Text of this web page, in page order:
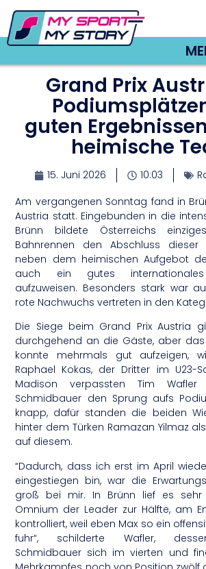
Grand Prix
guten
heimische
15. Juni 2026 10:03
Am vergangenen Sonntag fand in
Austria statt. Eingebunden in die
Brünn bildete Österreichs
Bahnrennen den Abschluss
neben dem heimischen Aufgebot
auch ein gutes internationales
aufzuweisen. Besonders stark war
rote Nachwuchs vertreten in den
Die Siege beim Grand Prix Austria
durchgehend an die Gäste, aber
konnte mehrmals gut aufzeigen,
Raphael Kokas, der Dritter im U23-
Madison verpassten Tim Wafler
Schmidbauer den Sprung aufs
knapp, dafür standen die beiden
hinter dem Türken Ramazan Yilmaz
auf diesem.
“Dadurch, dass ich erst im April
eingestiegen bin, war die
groß bei mir. In Brünn lief es
Omnium der Leader zur Hälfte, am
kontrolliert, weil eben Max so ein
fuhr“, schilderte Wafler,
Schmidbauer sich im vierten und